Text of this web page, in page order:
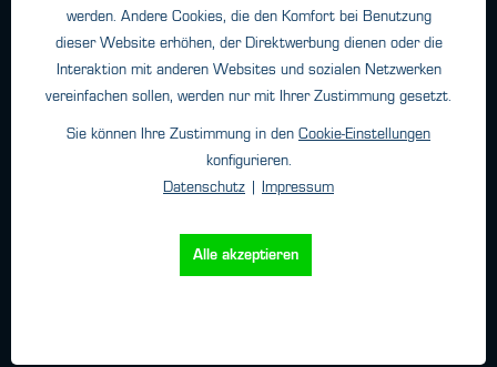
Haftungsangaben
Datenschutz
Impressum
Oehleckerring 32 • 22419 Hamburg
Telefon: +49 (0)40 - 600 38 38 - 0
werden. Andere Cookies, die den Komfort bei Benutzung
dieser Website erhöhen, der Direktwerbung dienen oder die
Interaktion mit anderen Websites und sozialen Netzwerken
vereinfachen sollen, werden nur mit Ihrer Zustimmung gesetzt.
Sie können Ihre Zustimmung in den Cookie-Einstellungen
konfigurieren.
Datenschutz
Impressum
Alle akzeptieren